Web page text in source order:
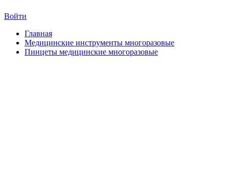
Войти
Главная
Медицинские инструменты многоразовые
Пинцеты медицинские многоразовые